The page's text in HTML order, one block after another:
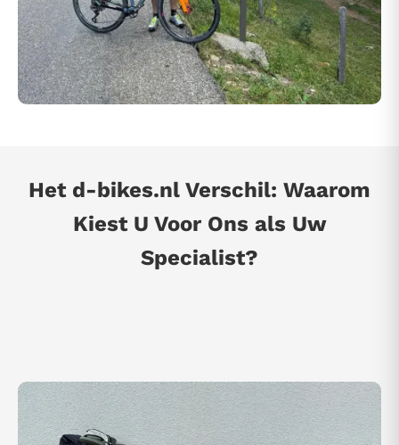
Het d-bikes.nl Verschil: Waarom
Kiest U Voor Ons als Uw
Specialist?